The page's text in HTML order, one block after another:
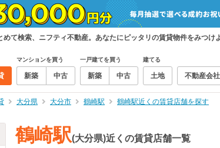
て検索、ニフティ不動産。あなたにピッタリの賃貸物件をみつけ
マンションを買う
新築 中古
一戸建てを買う
新築 中古
建てる
土地 不動産会社
大分県 大分市 鶴崎駅 鶴崎駅近くの賃貸店舗を探す
鶴崎駅(大分県)近くの賃貸店舗一覧